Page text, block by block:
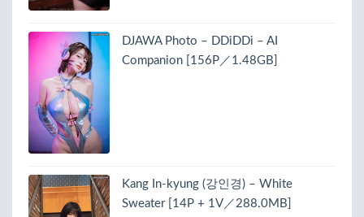
DJAWA Photo – DDiDDi – AI
Companion [156P／1.48GB]
Kang In-kyung (강인경) – White
Sweater [14P + 1V／288.0MB]